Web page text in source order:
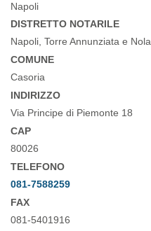
Napoli
DISTRETTO NOTARILE
Napoli, Torre Annunziata e Nola
COMUNE
Casoria
INDIRIZZO
Via Principe di Piemonte 18
CAP
80026
TELEFONO
081-7588259
FAX
081-5401916